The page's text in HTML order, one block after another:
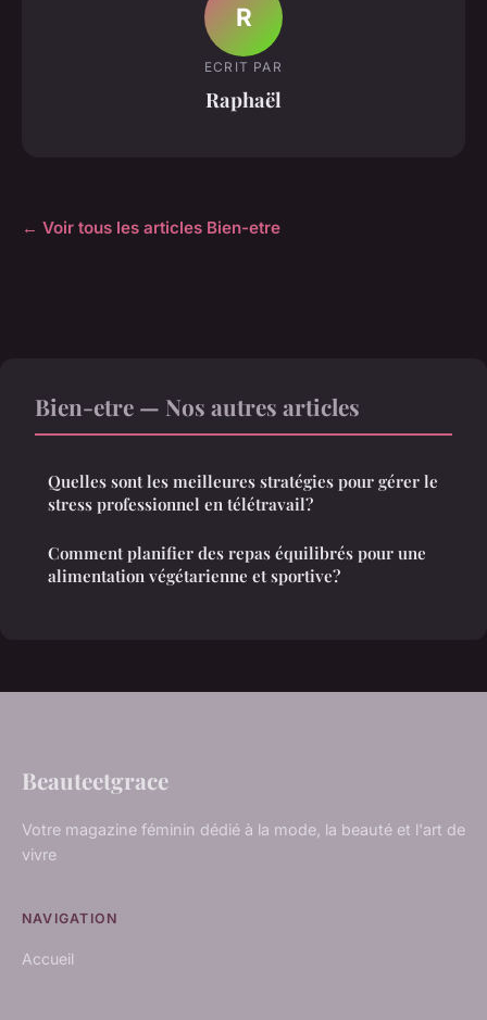
R
ECRIT PAR
Raphaël
← Voir tous les articles Bien-etre
Bien-etre — Nos autres articles
Quelles sont les meilleures stratégies pour gérer le
stress professionnel en télétravail?
Comment planifier des repas équilibrés pour une
alimentation végétarienne et sportive?
Beauteetgrace
Votre magazine féminin dédié à la mode, la beauté et l'art de
vivre
NAVIGATION
Accueil